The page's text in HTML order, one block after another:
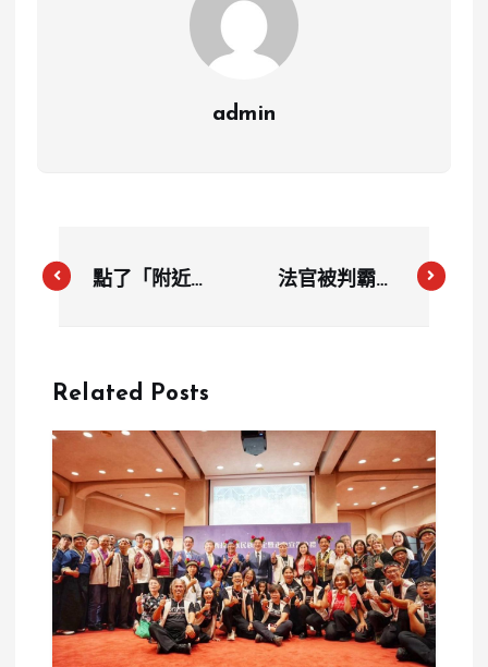
admin
點了「附近正
騙一按損失
揭最新陷阱
法官被判霸凌
萬元
Related Posts